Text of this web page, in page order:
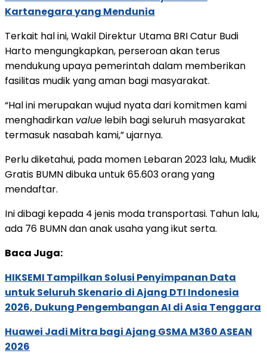
Kartanegara yang Mendunia
Terkait hal ini, Wakil Direktur Utama BRI Catur Budi
Harto mengungkapkan, perseroan akan terus
mendukung upaya pemerintah dalam memberikan
fasilitas mudik yang aman bagi masyarakat.
“Hal ini merupakan wujud nyata dari komitmen kami
menghadirkan value lebih bagi seluruh masyarakat
termasuk nasabah kami,” ujarnya.
Perlu diketahui, pada momen Lebaran 2023 lalu, Mudik
Gratis BUMN dibuka untuk 65.603 orang yang
mendaftar.
Ini dibagi kepada 4 jenis moda transportasi. Tahun lalu,
ada 76 BUMN dan anak usaha yang ikut serta.
Baca Juga:
HIKSEMI Tampilkan Solusi Penyimpanan Data
untuk Seluruh Skenario di Ajang DTI Indonesia
2026, Dukung Pengembangan AI di Asia Tenggara
Huawei Jadi Mitra bagi Ajang GSMA M360 ASEAN
2026